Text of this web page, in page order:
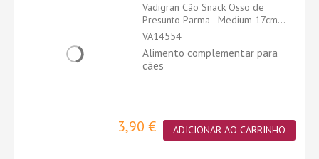
Vadigran Cão Snack Osso de
Presunto Parma - Medium 17cm...
VA14554
Alimento complementar para
cães
3,90 € ADICIONAR AO CARRINHO